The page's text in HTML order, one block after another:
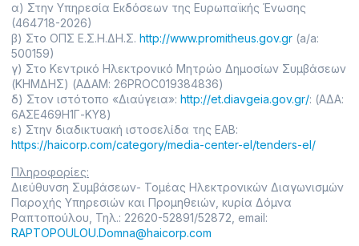
α) Στην Υπηρεσία Εκδόσεων της Ευρωπαϊκής Ένωσης
(464718-2026)
β) Στο ΟΠΣ Ε.Σ.Η.ΔΗ.Σ. http://www.promitheus.gov.gr (a/a:
500159)
γ) Στο Κεντρικό Ηλεκτρονικό Μητρώο Δημοσίων Συμβάσεων
(ΚΗΜΔΗΣ) (ΑΔΑΜ: 26PROC019384836)
δ) Στον ιστότοπο «Διαύγεια»: http://et.diavgeia.gov.gr/: (ΑΔΑ:
6ΑΣΕ469Η1Γ-ΚΥ8)
ε) Στην διαδικτυακή ιστοσελίδα της ΕΑΒ:
https://haicorp.com/category/media-center-el/tenders-el/
Πληροφορίες:
Διεύθυνση Συμβάσεων- Τομέας Ηλεκτρονικών Διαγωνισμών
Παροχής Υπηρεσιών και Προμηθειών, κυρία Δόμνα
Ραπτοπούλου, Τηλ.: 22620-52891/52872, email:
RAPTOPOULOU.Domna@haicorp.com